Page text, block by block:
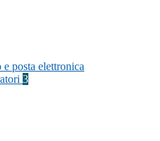
e posta elettronica
3